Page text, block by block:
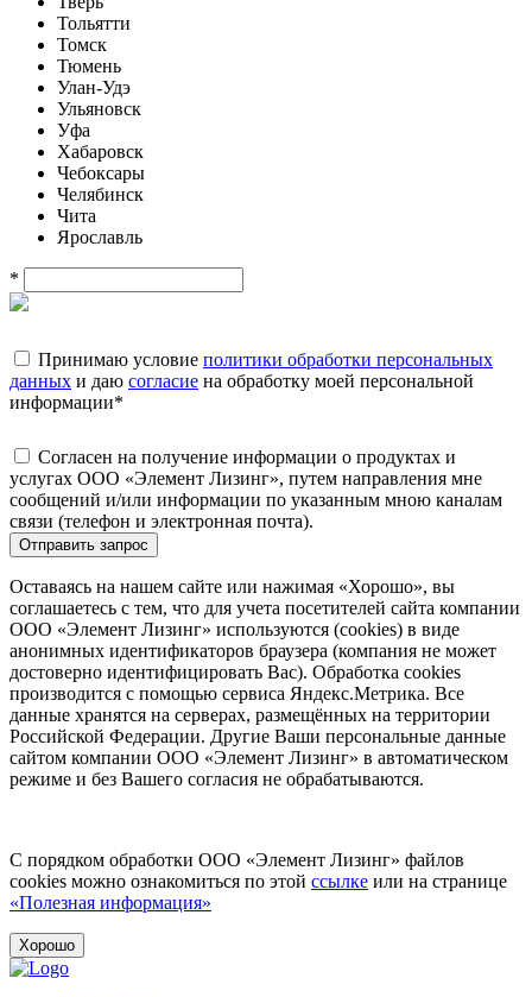
Тольятти
Томск
Тюмень
Улан-Удэ
Ульяновск
Уфа
Хабаровск
Чебоксары
Челябинск
Чита
Ярославль
*
Принимаю условие политики обработки персональных
данных и даю согласие на обработку моей персональной
информации*
Согласен на получение информации о продуктах и
услугах ООО «Элемент Лизинг», путем направления мне
сообщений и/или информации по указанным мною каналам
связи (телефон и электронная почта).
Отправить запрос
Оставаясь на нашем сайте или нажимая «Хорошо», вы
соглашаетесь с тем, что для учета посетителей сайта компании
ООО «Элемент Лизинг» используются (cookies) в виде
анонимных идентификаторов браузера (компания не может
достоверно идентифицировать Вас). Обработка cookies
производится с помощью сервиса Яндекс.Метрика. Все
данные хранятся на серверах, размещённых на территории
Российской Федерации. Другие Ваши персональные данные
сайтом компании ООО «Элемент Лизинг» в автоматическом
режиме и без Вашего согласия не обрабатываются.
С порядком обработки ООО «Элемент Лизинг» файлов
cookies можно ознакомиться по этой ссылке или на странице
«Полезная информация»
Хорошо